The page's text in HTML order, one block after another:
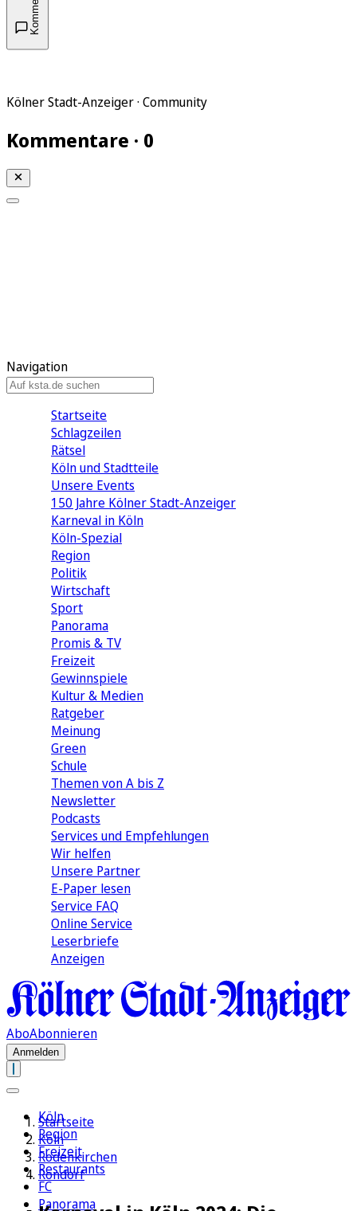
Kölner Stadt-Anzeiger · Community
Kommentare · 0
Navigation
Startseite
Schlagzeilen
Rätsel
Köln und Stadtteile
Unsere Events
150 Jahre Kölner Stadt-Anzeiger
Karneval in Köln
Köln-Spezial
Region
Politik
Wirtschaft
Sport
Panorama
Promis & TV
Freizeit
Gewinnspiele
Kultur & Medien
Ratgeber
Meinung
Green
Schule
Themen von A bis Z
Newsletter
Podcasts
Services und Empfehlungen
Wir helfen
Unsere Partner
E-Paper lesen
Service FAQ
Online Service
Leserbriefe
Anzeigen
AboAbonnieren
Anmelden
Köln
Region
Freizeit
Restaurants
FC
Panorama
Startseite
Köln
Rodenkirchen
Rondorf